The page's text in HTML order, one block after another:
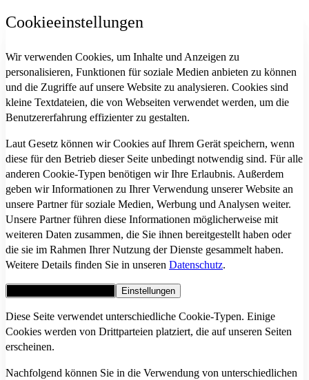
Cookieeinstellungen
Wir verwenden Cookies, um Inhalte und Anzeigen zu
personalisieren, Funktionen für soziale Medien anbieten zu können
und die Zugriffe auf unsere Website zu analysieren. Cookies sind
kleine Textdateien, die von Webseiten verwendet werden, um die
Benutzererfahrung effizienter zu gestalten.
Laut Gesetz können wir Cookies auf Ihrem Gerät speichern, wenn
diese für den Betrieb dieser Seite unbedingt notwendig sind. Für alle
anderen Cookie-Typen benötigen wir Ihre Erlaubnis. Außerdem
geben wir Informationen zu Ihrer Verwendung unserer Website an
unsere Partner für soziale Medien, Werbung und Analysen weiter.
Unsere Partner führen diese Informationen möglicherweise mit
weiteren Daten zusammen, die Sie ihnen bereitgestellt haben oder
die sie im Rahmen Ihrer Nutzung der Dienste gesammelt haben.
Weitere Details finden Sie in unseren Datenschutz.
Einstellungen
Diese Seite verwendet unterschiedliche Cookie-Typen. Einige
Cookies werden von Drittparteien platziert, die auf unseren Seiten
erscheinen.
Nachfolgend können Sie in die Verwendung von unterschiedlichen